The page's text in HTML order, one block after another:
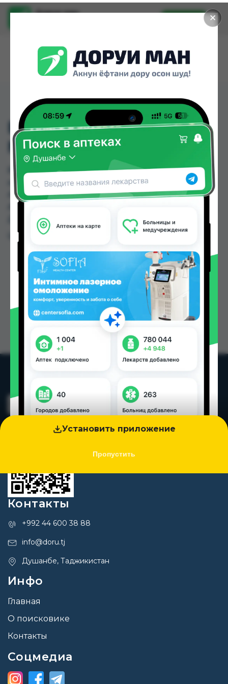
✕
Установить приложение
Пропустить
Доруи ман
Установить
ВИТ В12 500МКГ 1МЛ
№10
ВИТ В12 500МКГ 1МЛ №10 можно купить или
заказать в аптеках, Абубакри Карим, Авиценна,
АЗИЗ ВАКО , Алишер-К, Амирӣ, Аптека + 24/7,
Душанбе и других городах Таджикистана
Цена: от3.33 TJS
Контакты
+992 44 600 38 88
info@doru.tj
Душанбе, Таджикистан
Инфо
Главная
О поисковике
Контакты
Соцмедиа